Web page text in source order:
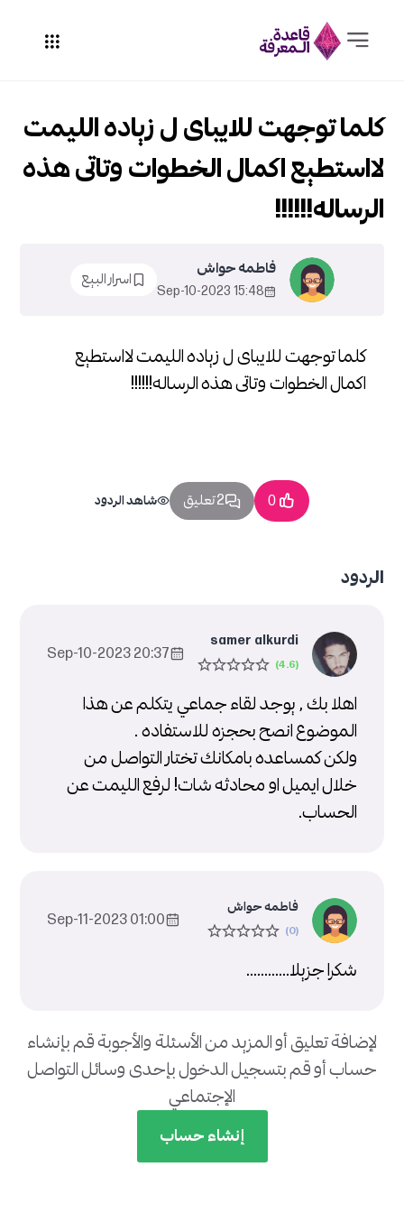
كلما توجهت للايباى ل زياده الليمت لااستطيع
اكمال الخطوات وتاتى هذه الرساله!!!!!!
كلما توجهت للايباى ل زياده الليمت
لااستطيع اكمال الخطوات وتاتى هذه
الرساله!!!!!!
فاطمه حواش
15:48 2023-Sep-10
اسرار البيع
0 2 تعليق شاهد الردود
الردود
samer alkurdi
20:37 2023-Sep-10
اهلا بك , يوجد لقاء جماعي يتكلم عن هذا
الموضوع انصح بحجزه للاستفاده .
ولكن كمساعده بامكانك تختار التواصل من
خلال ايميل او محادثه شات! لرفع الليمت عن
الحساب.
فاطمه حواش
01:00 2023-Sep-11
شكرا جزيلا............
لإضافة تعليق أو المزيد من الأسئلة والأجوبة قم بإنشاء
حساب أو قم بتسجيل الدخول بإحدى وسائل التواصل
الإجتماعي
إنشاء حساب